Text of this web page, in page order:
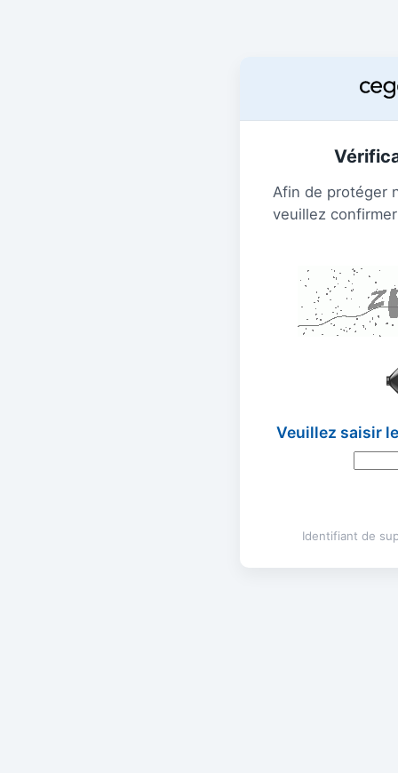
Afin de protéger
veuillez
Veuillez saisir
Identifiant de